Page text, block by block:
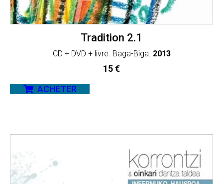
Tradition 2.1
CD + DVD + livre. Baga-Biga. 2013
15€
ACHETER